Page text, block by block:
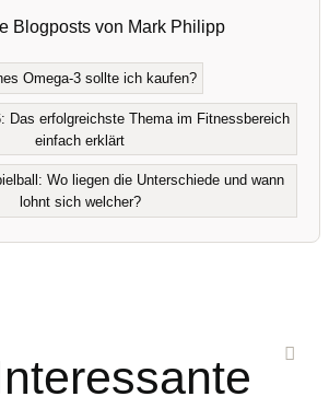
Blogposts von Mark Philipp
Omega-3 sollte ich kaufen?
Das erfolgreichste Thema im Fitnessbereich
einfach erklärt
Wo liegen die Unterschiede und wann
lohnt sich welcher?